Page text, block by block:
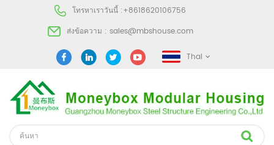
โทรหาเราวันนี้ :+8618620106756
ส่งข้อความ : sales@mbshouse.com
Thai